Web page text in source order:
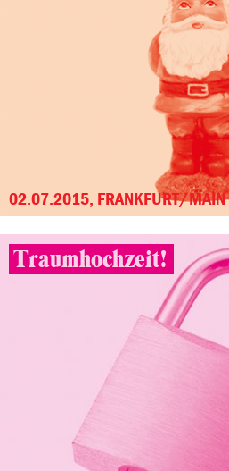
02.07.2015, FRANKFURT/MAIN
Traumhochzeit!